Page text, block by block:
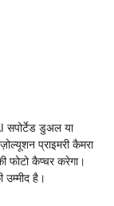
सपोर्टेड डुअल या
प्राइमरी कैमरा
फोटो कैप्चर करेगा।
उम्मीद है।